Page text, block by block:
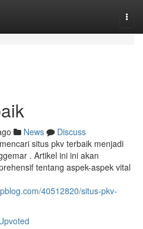
News
Discuss
situs pkv terbaik menjadi
. Artikel ini ini akan
tentang aspek-aspek vital
40512820/situs-pkv-